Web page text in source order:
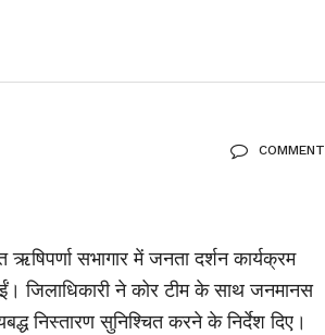
COMMENT
सभागार में जनता दर्शन कार्यक्रम
जिलाधिकारी ने कोर टीम के साथ जनमानस
निस्तारण सुनिश्चित करने के निर्देश दिए।